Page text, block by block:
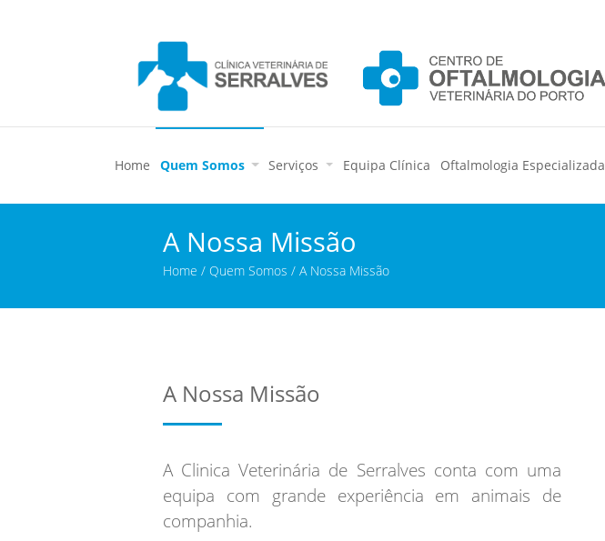
Home Quem Somos Serviços Equipa Clínica Oftalmologia Especializada
A Nossa Missão
Home / Quem Somos / A Nossa Missão
A Nossa Missão
A Clinica Veterinária de Serralves conta com uma
equipa com grande experiência em animais de
companhia.